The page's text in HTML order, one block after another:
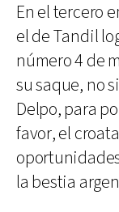
En el tercero
el de Tandil
número 4 de
su saque, no
Delpo, para
favor, el
la bestia